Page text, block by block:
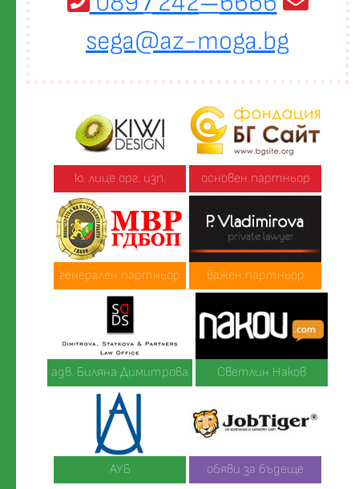
sega@az-moga.bg
ю. лице орг. изп. основен партньор
генерален партньор важен партньор
адв. Биляна Димитрова Светлин Наков
АУБ обяви за бъдеще